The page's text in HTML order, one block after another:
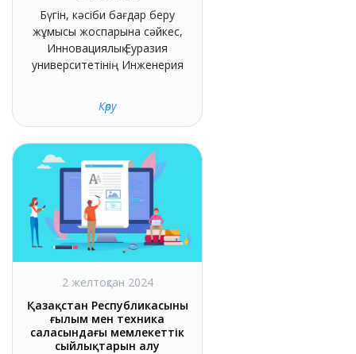
Бүгін, кәсіби бағдар беру
жұмысы жоспарына сәйкес,
Инновациялық Еуразия
университетінің Инженерия
Көру
2 желтоқсан 2024
Қазақстан Республикасының
ғылым мен техника
саласындағы мемлекеттік
сыйлықтарын алу